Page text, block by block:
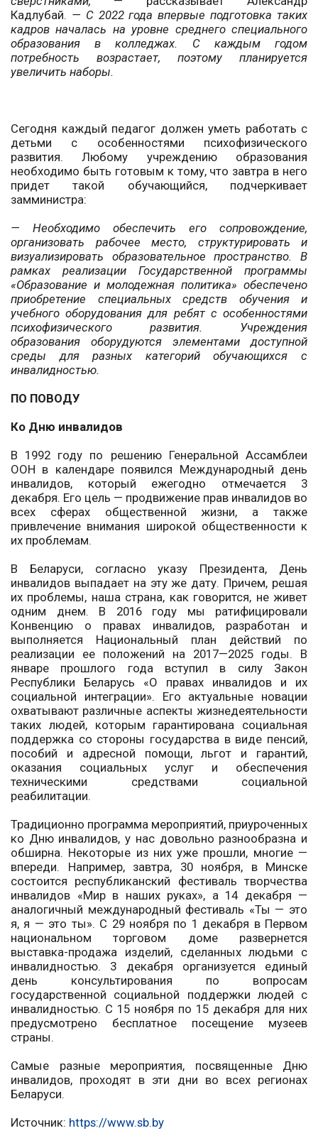
Кадлубай. — С 2022 года впервые подготовка таких
кадров началась на уровне среднего специального
образования в колледжах. С каждым годом
потребность возрастает, поэтому планируется
увеличить наборы.
Сегодня каждый педагог должен уметь работать с
детьми с особенностями психофизического
развития. Любому учреждению образования
необходимо быть готовым к тому, что завтра в него
придет такой обучающийся, подчеркивает
замминистра:
— Необходимо обеспечить его сопровождение,
организовать рабочее место, структурировать и
визуализировать образовательное пространство. В
рамках реализации Государственной программы
«Образование и молодежная политика» обеспечено
приобретение специальных средств обучения и
учебного оборудования для ребят с особенностями
психофизического развития. Учреждения
образования оборудуются элементами доступной
среды для разных категорий обучающихся с
инвалидностью.
ПО ПОВОДУ
Ко Дню инвалидов
В 1992 году по решению Генеральной Ассамблеи
ООН в календаре появился Международный день
инвалидов, который ежегодно отмечается 3
декабря. Его цель — продвижение прав инвалидов во
всех сферах общественной жизни, а также
привлечение внимания широкой общественности к
их проблемам.
В Беларуси, согласно указу Президента, День
инвалидов выпадает на эту же дату. Причем, решая
их проблемы, наша страна, как говорится, не живет
одним днем. В 2016 году мы ратифицировали
Конвенцию о правах инвалидов, разработан и
выполняется Национальный план действий по
реализации ее положений на 2017—2025 годы. В
январе прошлого года вступил в силу Закон
Республики Беларусь «О правах инвалидов и их
социальной интеграции». Его актуальные новации
охватывают различные аспекты жизнедеятельности
таких людей, которым гарантирована социальная
поддержка со стороны государства в виде пенсий,
пособий и адресной помощи, льгот и гарантий,
оказания социальных услуг и обеспечения
техническими средствами социальной
реабилитации.
Традиционно программа мероприятий, приуроченных
ко Дню инвалидов, у нас довольно разнообразна и
обширна. Некоторые из них уже прошли, многие —
впереди. Например, завтра, 30 ноября, в Минске
состоится республиканский фестиваль творчества
инвалидов «Мир в наших руках», а 14 декабря —
аналогичный международный фестиваль «Ты — это
я, я — это ты». С 29 ноября по 1 декабря в Первом
национальном торговом доме развернется
выставка-продажа изделий, сделанных людьми с
инвалидностью. 3 декабря организуется единый
день консультирования по вопросам
государственной социальной поддержки людей с
инвалидностью. С 15 ноября по 15 декабря для них
предусмотрено бесплатное посещение музеев
страны.
Самые разные мероприятия, посвященные Дню
инвалидов, проходят в эти дни во всех регионах
Беларуси.
Источник: https://www.sb.by